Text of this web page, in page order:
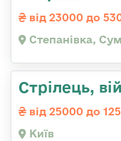
від 23000 до
Степанівка,
Стрілець,
від 25000 до
Київ